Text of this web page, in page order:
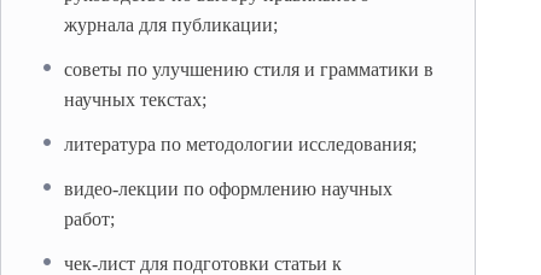
журнала для публикации;
советы по улучшению стиля и грамматики в
научных текстах;
литература по методологии исследования;
видео-лекции по оформлению научных
работ;
чек-лист для подготовки статьи к